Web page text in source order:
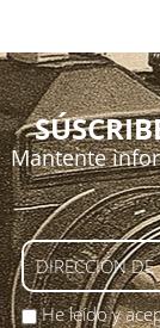
Mantente
He leído y